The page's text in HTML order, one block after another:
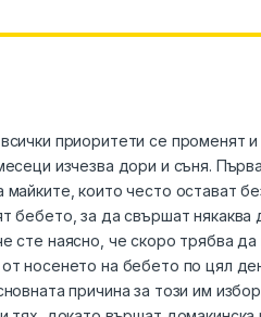
приоритети се променят
изчезва дори и съня.
които често остават
бебето, за да свършат
сте наясно, че скоро трябва
носенето на бебето по цял
причина за този им